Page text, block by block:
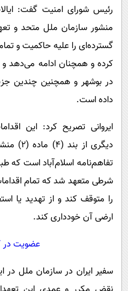
رئیس شورای امنیت گفت:
منشور سازمان ملل متحد و
گسترده‌ای را علیه حاکمیت و
کرده و همچنان ادامه می‌دهد و
در بوشهر و همچنین چندین
داده است.
ایروانی تصریح کرد: این
تفاهم‌نامه اسلام‌آباد است که
شرطی متعهد شد که تمام
را متوقف کند و از تهدید یا
ارضی آن خودداری کند.
عضویت در
سفیر ایران در سازمان ملل در